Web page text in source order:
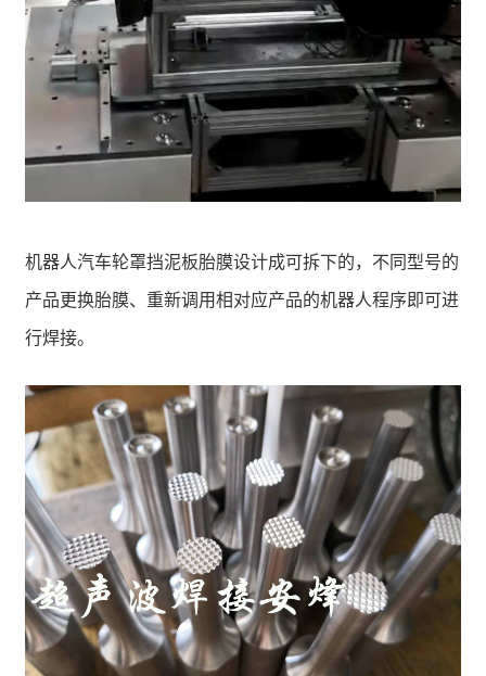
机器人汽车轮罩挡泥板胎膜设计成可拆下的，不同型号的
产品更换胎膜、重新调用相对应产品的机器人程序即可进
行焊接。